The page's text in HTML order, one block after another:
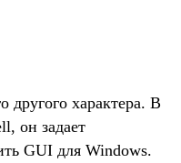
характера. В
он задает
GUI для Windows.